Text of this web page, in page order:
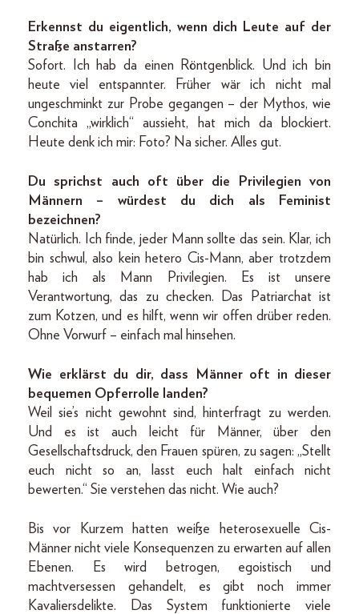
Erkennst du eigentlich, wenn dich Leute auf der
Straße anstarren?
Sofort. Ich hab da einen Röntgenblick. Und ich bin
heute viel entspannter. Früher wär ich nicht mal
ungeschminkt zur Probe gegangen – der Mythos, wie
Conchita „wirklich“ aussieht, hat mich da blockiert.
Heute denk ich mir: Foto? Na sicher. Alles gut.
Du sprichst auch oft über die Privilegien von
Männern – würdest du dich als Feminist
bezeichnen?
Natürlich. Ich finde, jeder Mann sollte das sein. Klar, ich
bin schwul, also kein hetero Cis-Mann, aber trotzdem
hab ich als Mann Privilegien. Es ist unsere
Verantwortung, das zu checken. Das Patriarchat ist
zum Kotzen, und es hilft, wenn wir offen drüber reden.
Ohne Vorwurf – einfach mal hinsehen.
Wie erklärst du dir, dass Männer oft in dieser
bequemen Opferrolle landen?
Weil sie’s nicht gewohnt sind, hinterfragt zu werden.
Und es ist auch leicht für Männer, über den
Gesellschaftsdruck, den Frauen spüren, zu sagen: „Stellt
euch nicht so an, lasst euch halt einfach nicht
bewerten.“ Sie verstehen das nicht. Wie auch?
Bis vor Kurzem hatten weiße heterosexuelle Cis-
Männer nicht viele Konsequenzen zu erwarten auf allen
Ebenen. Es wird betrogen, egoistisch und
machtversessen gehandelt, es gibt noch immer
Kavaliersdelikte. Das System funktionierte viele